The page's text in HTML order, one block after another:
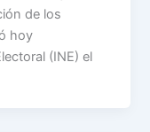
de los
hoy
(INE) el